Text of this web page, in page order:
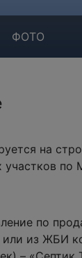
ФОТО
на
по
по
из ЖБИ